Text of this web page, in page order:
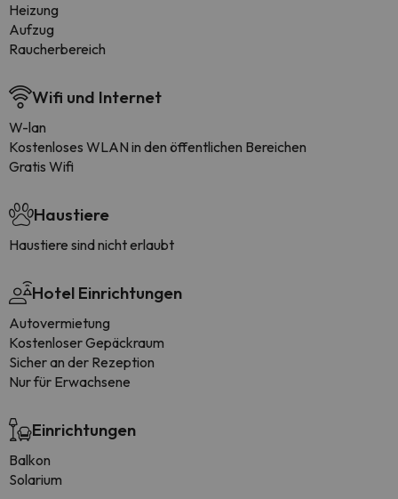
Heizung
Aufzug
Raucherbereich
Wifi und Internet
W-lan
Kostenloses WLAN in den öffentlichen Bereichen
Gratis Wifi
Haustiere
Haustiere sind nicht erlaubt
Hotel Einrichtungen
Autovermietung
Kostenloser Gepäckraum
Sicher an der Rezeption
Nur für Erwachsene
Einrichtungen
Balkon
Solarium